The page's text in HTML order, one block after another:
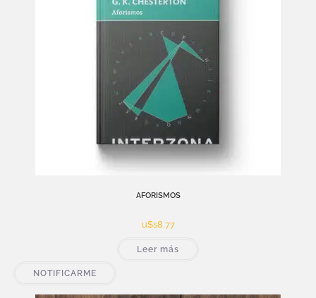
AFORISMOS
u$s8,77
Leer más
NOTIFICARME